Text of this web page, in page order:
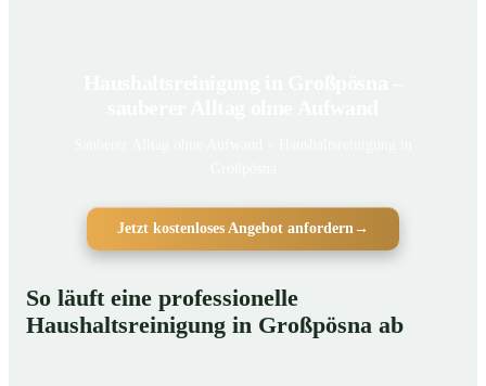
Jetzt kostenloses Angebot anfordern→
So läuft eine professionelle
Haushaltsreinigung in Großpösna ab